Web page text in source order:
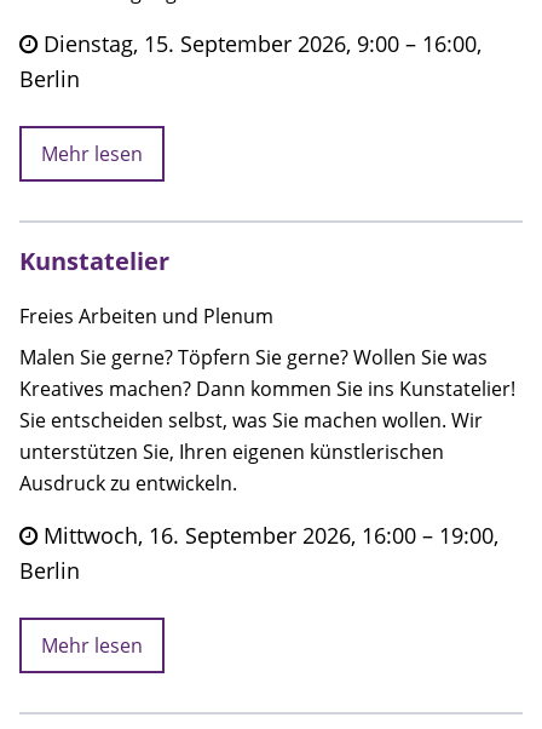
Dienstag, 15. September 2026, 9:00 – 16:00,
Berlin
Mehr lesen
Kunstatelier
Freies Arbeiten und Plenum
Malen Sie gerne? Töpfern Sie gerne? Wollen Sie was
Kreatives machen? Dann kommen Sie ins Kunstatelier!
Sie entscheiden selbst, was Sie machen wollen. Wir
unterstützen Sie, Ihren eigenen künstlerischen
Ausdruck zu entwickeln.
Mittwoch, 16. September 2026, 16:00 – 19:00,
Berlin
Mehr lesen